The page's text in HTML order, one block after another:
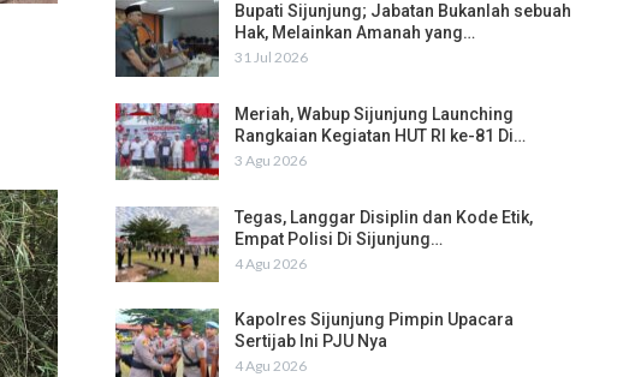
Bupati Sijunjung; Jabatan Bukanlah sebuah
Hak, Melainkan Amanah yang…
31 Jul 2026
Meriah, Wabup Sijunjung Launching
Rangkaian Kegiatan HUT RI ke-81 Di…
3 Agu 2026
Tegas, Langgar Disiplin dan Kode Etik,
Empat Polisi Di Sijunjung…
4 Agu 2026
Kapolres Sijunjung Pimpin Upacara
Sertijab Ini PJU Nya
4 Agu 2026